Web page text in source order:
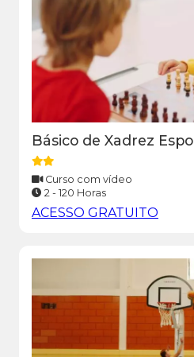
Básico de Xadrez
Curso com vídeo
2 - 120 Horas
ACESSO GRATUITO